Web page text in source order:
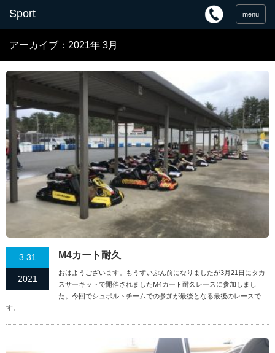
menu
アーカイブ：2021年 3月
3.31
2021
M4カート耐久
おはようございます。もうずいぶん前になりましたが3月21日にタカ
スサーキットで開催されましたM4カート耐久レースに参加しまし
た。今回でシュポルトチームでの参加が最後となる最後のレースで
す。